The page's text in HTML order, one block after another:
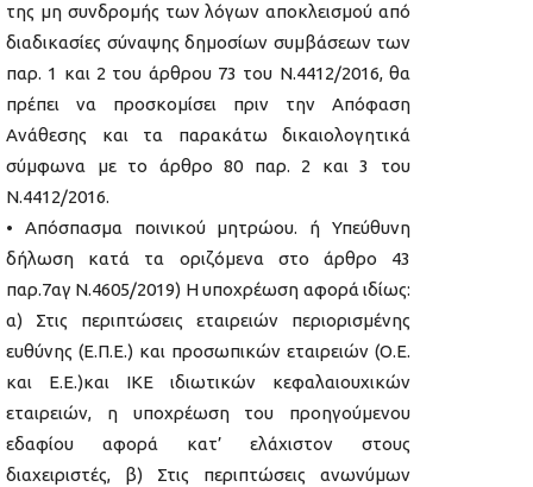
της μη συνδρομής των λόγων αποκλεισμού από
διαδικασίες σύναψης δημοσίων συμβάσεων των
παρ. 1 και 2 του άρθρου 73 του Ν.4412/2016, θα
πρέπει να προσκομίσει πριν την Απόφαση
Ανάθεσης και τα παρακάτω δικαιολογητικά
σύμφωνα με το άρθρο 80 παρ. 2 και 3 του
Ν.4412/2016.
• Απόσπασμα ποινικού μητρώου. ή Υπεύθυνη
δήλωση κατά τα οριζόμενα στο άρθρο 43
παρ.7αγ Ν.4605/2019) Η υποχρέωση αφορά ιδίως:
α) Στις περιπτώσεις εταιρειών περιορισμένης
ευθύνης (Ε.Π.Ε.) και προσωπικών εταιρειών (Ο.Ε.
και Ε.Ε.)και IKE ιδιωτικών κεφαλαιουχικών
εταιρειών, η υποχρέωση του προηγούμενου
εδαφίου αφορά κατ’ ελάχιστον στους
διαχειριστές, β) Στις περιπτώσεις ανωνύμων